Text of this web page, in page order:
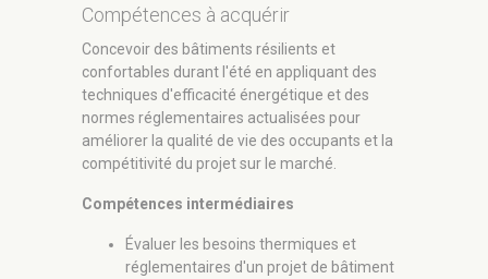
Compétences à acquérir
Concevoir des bâtiments résilients et
confortables durant l'été en appliquant des
techniques d'efficacité énergétique et des
normes réglementaires actualisées pour
améliorer la qualité de vie des occupants et la
compétitivité du projet sur le marché.
Compétences intermédiaires
Évaluer les besoins thermiques et
réglementaires d'un projet de bâtiment